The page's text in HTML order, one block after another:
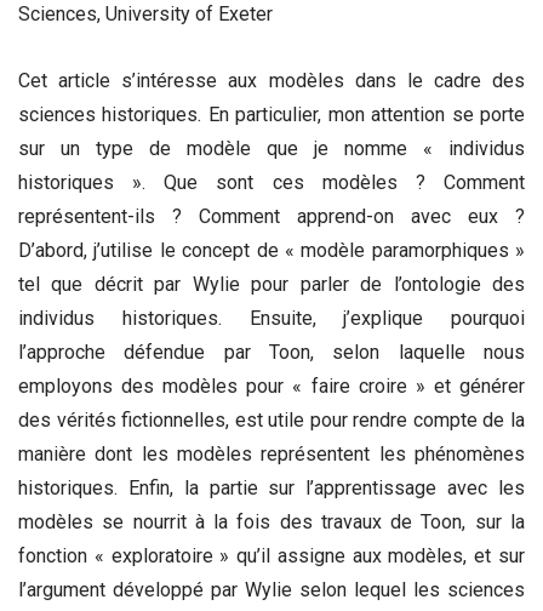
Sciences, University of Exeter
Cet article s’intéresse aux modèles dans le cadre des
sciences historiques. En particulier, mon attention se porte
sur un type de modèle que je nomme « individus
historiques ». Que sont ces modèles ? Comment
représentent-ils ? Comment apprend-on avec eux ?
D’abord, j’utilise le concept de « modèle paramorphiques »
tel que décrit par Wylie pour parler de l’ontologie des
individus historiques. Ensuite, j’explique pourquoi
l’approche défendue par Toon, selon laquelle nous
employons des modèles pour « faire croire » et générer
des vérités fictionnelles, est utile pour rendre compte de la
manière dont les modèles représentent les phénomènes
historiques. Enfin, la partie sur l’apprentissage avec les
modèles se nourrit à la fois des travaux de Toon, sur la
fonction « exploratoire » qu’il assigne aux modèles, et sur
l’argument développé par Wylie selon lequel les sciences